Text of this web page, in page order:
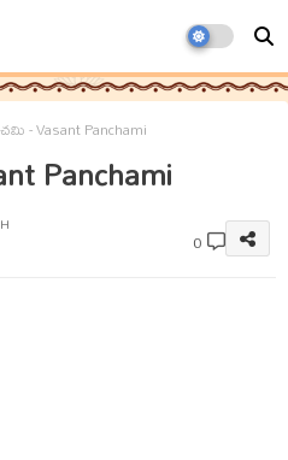
- Vasant Panchami
Panchami
0